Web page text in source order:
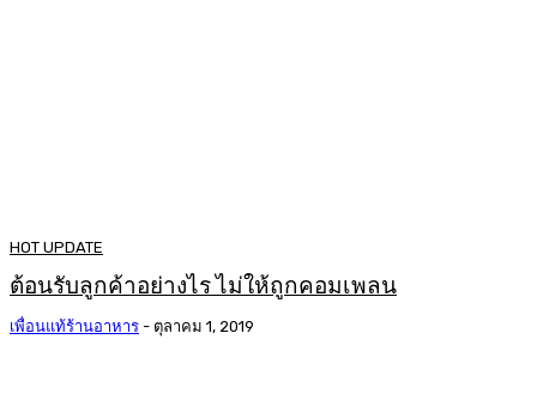
HOT UPDATE
ต้อนรับลูกค้าอย่างไร ไม่ให้ถูกคอมเพลน
เพื่อนแท้ร้านอาหาร - ตุลาคม 1, 2019